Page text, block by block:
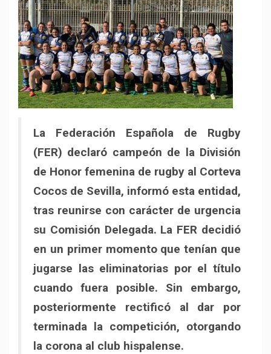
La Federación Española de Rugby
(FER) declaró campeón de la División
de Honor femenina de rugby al Corteva
Cocos de Sevilla, informó esta entidad,
tras reunirse con carácter de urgencia
su Comisión Delegada. La FER decidió
en un primer momento que tenían que
jugarse las eliminatorias por el título
cuando fuera posible. Sin embargo,
posteriormente rectificó al dar por
terminada la competición, otorgando
la corona al club hispalense.